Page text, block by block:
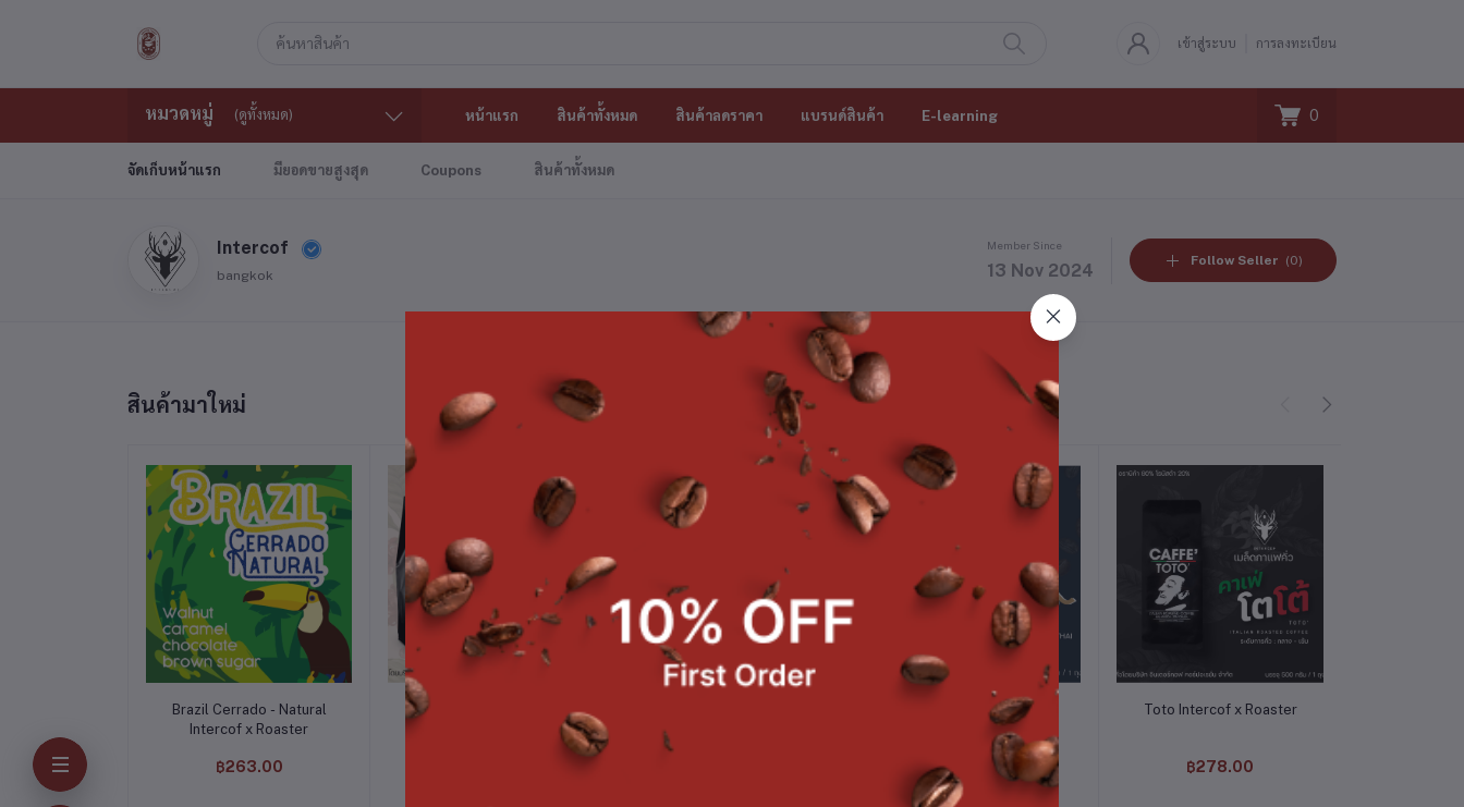
เข้าสู่ระบบ การลงทะเบียน
หมวดหมู่ (ดูทั้งหมด) หน้าแรก สินค้าทั้งหมด สินค้าลดราคา แบรนด์สินค้า E-learning 0
จัดเก็บหน้าแรก มียอดขายสูงสุด Coupons สินค้าทั้งหมด
Intercof
bangkok
Member Since
13 Nov 2024 Follow Seller (0)
สินค้ามาใหม่
หยิบใส่ตะกร้า
Brazil Cerrado - Natural
Intercof x Roaster
฿263.00
Orenji Espresso Blend
Blend Intercof x Roaster
หยิบใส่ตะกร้า
Old School Espresso
Blend Intercof x Roaster
฿509.00
หยิบใส่ตะกร้า
Toto Intercof x Roaster
฿278.00